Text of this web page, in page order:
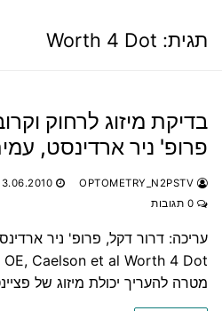
תגית: Worth 4 Dot
פרופ' ניר ארדינסט,
עריכה: דרור דקל, פרופ' ניר
Caelson et al Worth 4 Dot
מטרה להעריך יכולת מיזוג של